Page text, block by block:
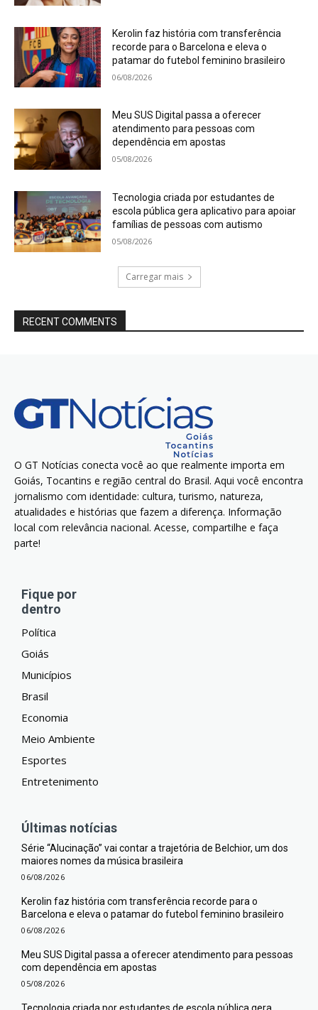
Kerolin faz história com transferência
recorde para o Barcelona e eleva o
patamar do futebol feminino brasileiro
06/08/2026
Meu SUS Digital passa a oferecer
atendimento para pessoas com
dependência em apostas
05/08/2026
Tecnologia criada por estudantes de
escola pública gera aplicativo para apoiar
famílias de pessoas com autismo
05/08/2026
Carregar mais
RECENT COMMENTS
O GT Notícias conecta você ao que realmente importa em
Goiás, Tocantins e região central do Brasil. Aqui você encontra
jornalismo com identidade: cultura, turismo, natureza,
atualidades e histórias que fazem a diferença. Informação
local com relevância nacional. Acesse, compartilhe e faça
parte!
Fique por
dentro
Política
Goiás
Municípios
Brasil
Economia
Meio Ambiente
Esportes
Entretenimento
Últimas notícias
Série “Alucinação” vai contar a trajetória de Belchior, um dos
maiores nomes da música brasileira
06/08/2026
Kerolin faz história com transferência recorde para o
Barcelona e eleva o patamar do futebol feminino brasileiro
06/08/2026
Meu SUS Digital passa a oferecer atendimento para pessoas
com dependência em apostas
05/08/2026